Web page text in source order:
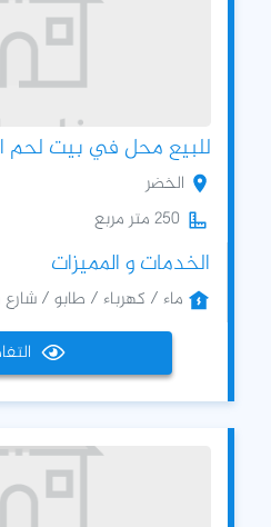
للبيع محل في بيت لحم الخضر 250
الخضر
250 متر مربع
الخدمات و المميزات
ماء / كهرباء / طابو /